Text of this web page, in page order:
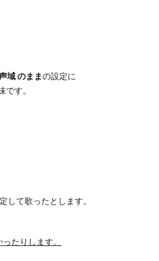
域 のままの設定に
です。
して歌ったとします。
たりします。